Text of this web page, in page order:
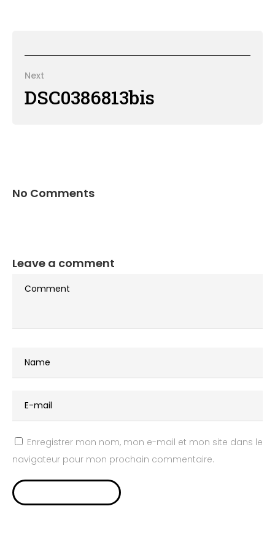
Next
DSC0386813bis
No Comments
Leave a comment
Enregistrer mon nom, mon e-mail et mon site dans le
navigateur pour mon prochain commentaire.